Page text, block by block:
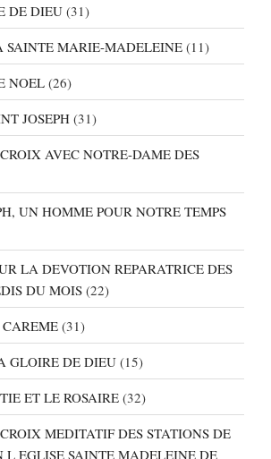
DE DIEU (31)
SAINTE MARIE-MADELEINE (11)
NOEL(26)
JOSEPH (31)
AVEC NOTRE-DAME DES
UN HOMME POUR NOTRE TEMPS
LA DEVOTION REPARATRICE DES
DU MOIS (22)
CAREME(31)
GLOIRE DE DIEU (15)
ET LE ROSAIRE (32)
MEDITATIF DES STATIONS DE
L EGLISE SAINTE MADELEINE DE